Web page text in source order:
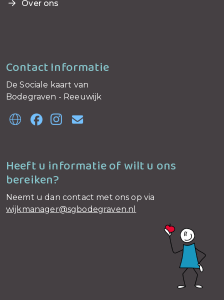
Over ons
Contact Informatie
De Sociale kaart van
Bodegraven - Reeuwijk
Heeft u informatie of wilt u ons
bereiken?
Neemt u dan contact met ons op via
wijkmanager@sgbodegraven.nl